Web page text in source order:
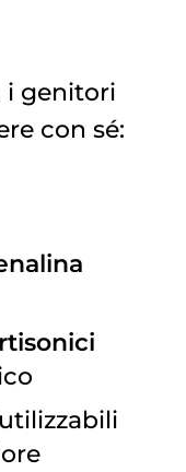
i genitori
con sé: